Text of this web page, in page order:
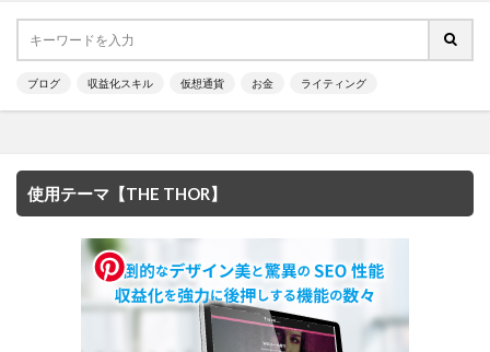
ブログ 収益化スキル 仮想通貨 お金 ライティング
使用テーマ【THE THOR】